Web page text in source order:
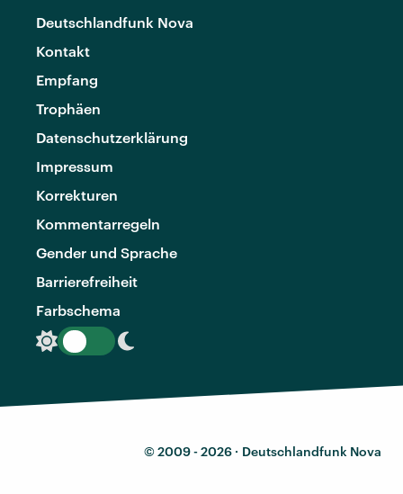
Deutschlandfunk Nova
Kontakt
Empfang
Trophäen
Datenschutzerklärung
Impressum
Korrekturen
Kommentarregeln
Gender und Sprache
Barrierefreiheit
Farbschema
© 2009 - 2026 · Deutschlandfunk Nova